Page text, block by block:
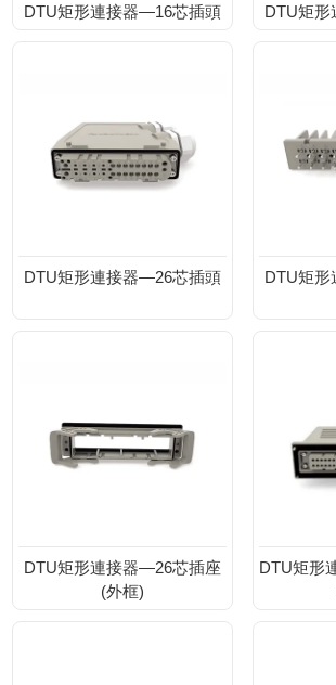
DTU矩形連接器—16芯插頭 DTU矩
DTU矩形連接器—26芯插頭
DTU矩
DTU矩形連接器—26芯插座
(外框)
DTU矩形